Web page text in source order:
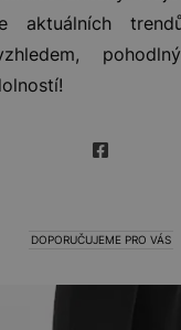
aktuálních
DOPORUČUJEME PRO VÁS